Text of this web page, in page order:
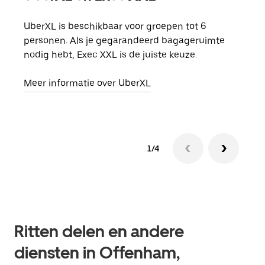
UberXL is beschikbaar voor groepen tot 6
personen. Als je gegarandeerd bagageruimte
nodig hebt, Exec XXL is de juiste keuze.
Meer informatie over UberXL
1/4
Ritten delen en andere
diensten in Offenham,